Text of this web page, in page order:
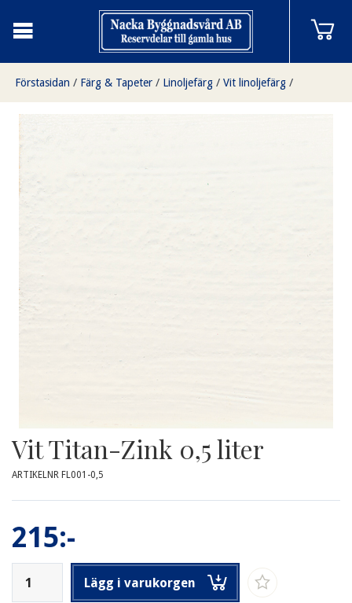
Förstasidan / Färg & Tapeter / Linoljefärg / Vit linoljefärg /
Vit Titan-Zink 0,5 liter
Vit Titan-Zink 0,5 liter
ARTIKELNR FL001-0,5
215:-
Lägg i varukorgen